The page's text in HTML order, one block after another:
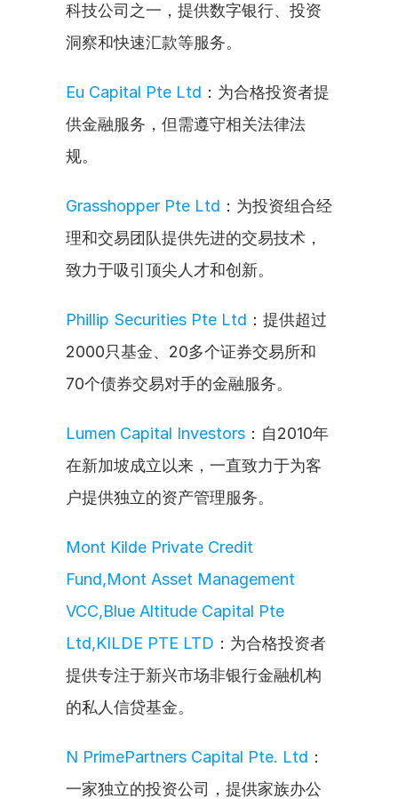
科技公司之一，提供数字银行、投资
洞察和快速汇款等服务。
Eu Capital Pte Ltd ：为合格投资者提
供金融服务，但需遵守相关法律法
规。
Grasshopper Pte Ltd ：为投资组合经
理和交易团队提供先进的交易技术，
致力于吸引顶尖人才和创新。
Phillip Securities Pte Ltd ：提供超过
2000只基金、20多个证券交易所和
70个债券交易对手的金融服务。
Lumen Capital Investors ：自2010年
在新加坡成立以来，一直致力于为客
户提供独立的资产管理服务。
Mont Kilde Private Credit
Fund,Mont Asset Management
VCC,Blue Altitude Capital Pte
Ltd,KILDE PTE LTD ：为合格投资者
提供专注于新兴市场非银行金融机构
的私人信贷基金。
N PrimePartners Capital Pte. Ltd ：
一家独立的投资公司，提供家族办公